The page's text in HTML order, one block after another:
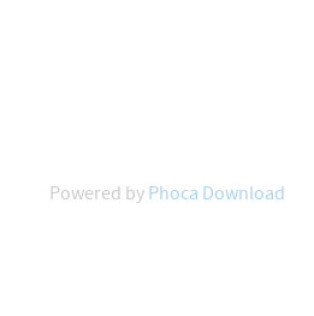
Powered by Phoca Download